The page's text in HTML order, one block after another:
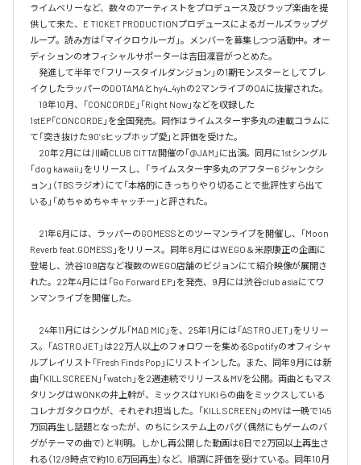
ライムベリーなど、数々のアーティストをプロデュース及びラップ楽曲を提
供して来た、E TICKET PRODUCTIONプロデュースによるガールズラップグ
ループ。読み方は「マイクロウルーガ」。メンバーを募集しつつ活動中。オー
ディションのオフィシャルサポーターは吉田凜音がつとめた。
発進して半年で「フリースタイルダンジョン」の1期モンスターとしてブレ
イクしたラッパーのDOTAMAとhy4_4yhの2マンライブのOAに抜擢された。
19年10月、「CONCORDE」「Right Now」などを収録した
1stEP「CONCORDE」を全国発売。同作はライムスター宇多丸の連載コラムに
て「突き抜けた90’sヒップホップ愛」と評価を受けた。
20年2月には川崎CLUB CITTA’開催の「@JAM」に出演。同月に1stシングル
「dog kawaii」をリリースし、「ライムスター宇多丸のアフター6 ジャンクシ
ョン」（TBSラジオ）にて「本格的にきっちりやり切ることで批評性すら出て
いる」「めちゃめちゃキャッチー」と評された。
21年6月には、ラッパーのGOMESSとのツーマンライブを開催し、「Moon
Reverb feat.GOMESS」をリリース。同年8月にはWEGO＆米原康正の企画に
登場し、渋谷109店など複数のWEGO店舗のビジョンにて紹介映像が展開さ
れた。22年4月には「Go Forward EP」を発売、9月には渋谷club asiaにてワ
ンマンライブを開催した。
24年11月にはシングル「MAD MIC」を、25年1月には「ASTRO JET」をリリー
ス。「ASTRO JET」は22万人以上のフォロワーを集めるSpotifyのオフィシャ
ルプレイリスト「Fresh Finds Pop」にリストインした。また、同年9月には新
曲「KILL SCREEN」「watch」を2週連続でリリース＆MVを公開。両曲ともマス
タリングはWONKの井上幹が、ミックスはYUKIらの曲をミックスしている
コレナガタクロウが、それぞれ担当した。「KILL SCREEN」のMVは一晩で145
万回再生し話題となったが、のちにシステム上のバグ（偶然にもゲームのバ
グがテーマの曲で）と判明。しかし再公開した動画は6日で2万回以上再生さ
れる（12/9時点で約10.6万回再生）など、順調に評価を受けている。同年10月